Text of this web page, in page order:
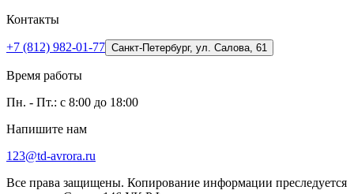
Контакты
+7 (812) 982-01-77 Санкт-Петербург, ул. Салова, 61
Время работы
Пн. - Пт.: с 8:00 до 18:00
Напишите нам
123@td-avrora.ru
Все права защищены. Копирование информации преследуется